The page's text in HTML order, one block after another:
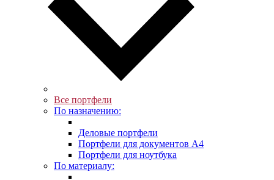
Все портфели
По назначению:
Деловые портфели
Портфели для документов A4
Портфели для ноутбука
По материалу: